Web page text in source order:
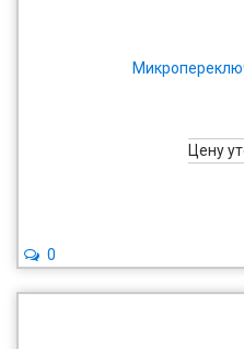
Цену
0